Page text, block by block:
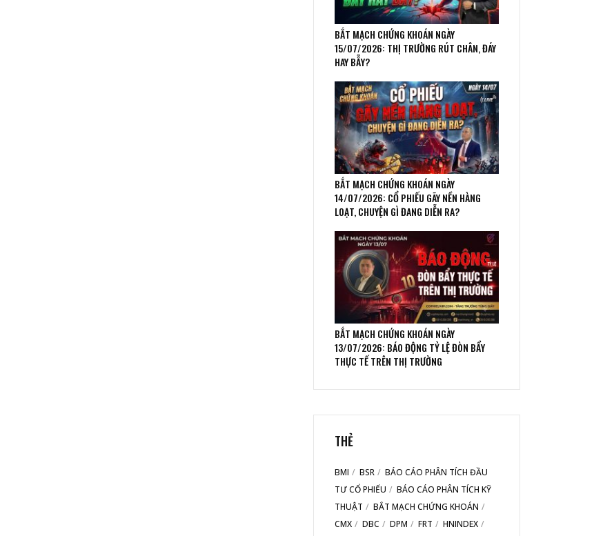
BẮT MẠCH CHỨNG KHOÁN NGÀY
15/07/2026: THỊ TRƯỜNG RÚT CHÂN, ĐÁY
HAY BẪY?
BẮT MẠCH CHỨNG KHOÁN NGÀY
14/07/2026: CỔ PHIẾU GÃY NỀN HÀNG
LOẠT, CHUYỆN GÌ ĐANG DIỄN RA?
BẮT MẠCH CHỨNG KHOÁN NGÀY
13/07/2026: BÁO ĐỘNG TỶ LỆ ĐÒN BẨY
THỰC TẾ TRÊN THỊ TRƯỜNG
THẺ
BMI BSR
BÁO CÁO PHÂN TÍCH ĐẦU
TƯ CỔ PHIẾU
BÁO CÁO PHÂN TÍCH KỸ
THUẬT
BẮT MẠCH CHỨNG KHOÁN
CMX
DBC DPM FRT
HNINDEX